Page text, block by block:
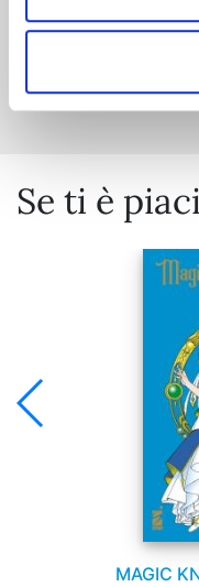
Se ti è
MAGIC